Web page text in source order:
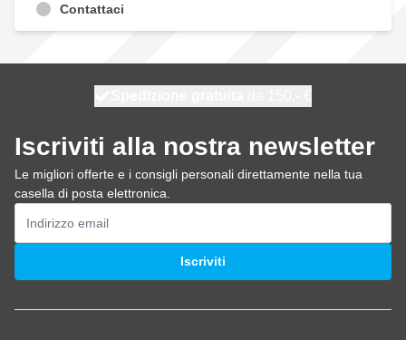
Contattaci
Iscriviti alla nostra newsletter
Le migliori offerte e i consigli personali direttamente nella tua
casella di posta elettronica.
Indirizzo email
Iscriviti